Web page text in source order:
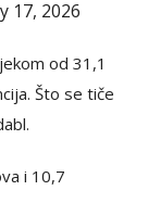
17, 2026
od 31,1
Što se tiče
i 10,7